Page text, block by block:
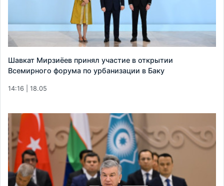
Шавкат Мирзиёев принял участие в открытии
Всемирного форума по урбанизации в Баку
14:16 | 18.05